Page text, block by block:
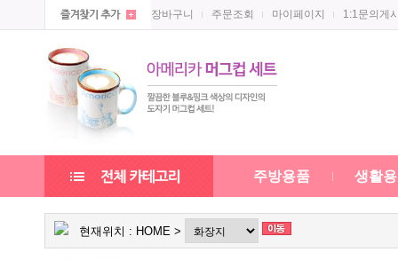
장바구니 주문조회 마이페이지 1:1문의게
주방용품 생활
현재위치 : HOME >